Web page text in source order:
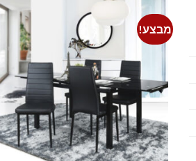
מבצע!
Add to
wishlist